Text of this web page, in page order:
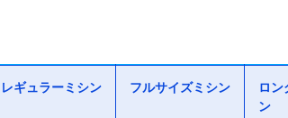
レギュラーミシン フルサイズミシン
ロン
ン